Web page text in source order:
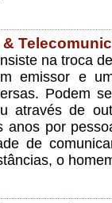
na troca
emissor e
Podem
através de
anos por
de
o